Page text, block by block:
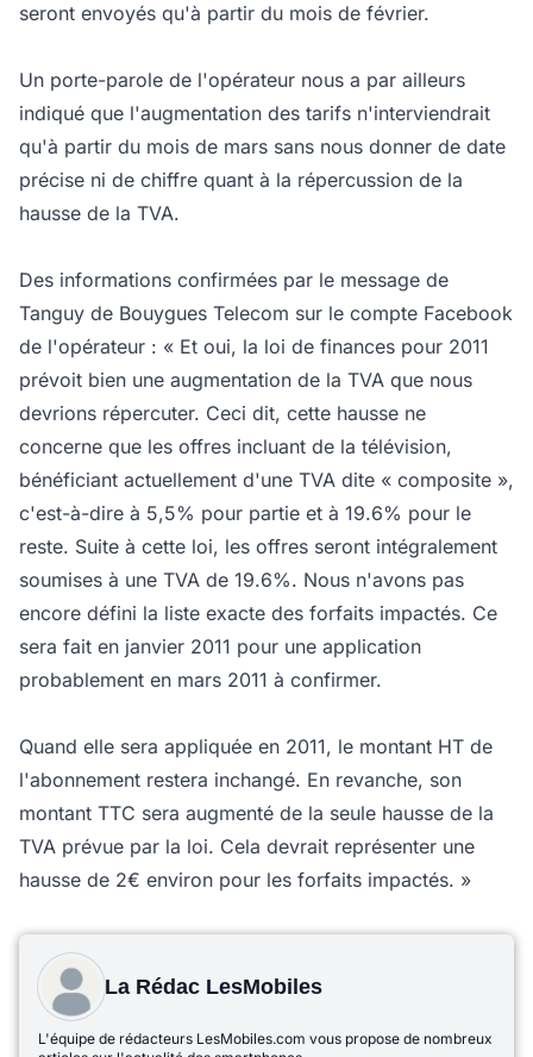
seront envoyés qu'à partir du mois de février.
Un porte-parole de l'opérateur nous a par ailleurs
indiqué que l'augmentation des tarifs n'interviendrait
qu'à partir du mois de mars sans nous donner de date
précise ni de chiffre quant à la répercussion de la
hausse de la TVA.
Des informations confirmées par le message de
Tanguy de Bouygues Telecom sur le compte Facebook
de l'opérateur : « Et oui, la loi de finances pour 2011
prévoit bien une augmentation de la TVA que nous
devrions répercuter. Ceci dit, cette hausse ne
concerne que les offres incluant de la télévision,
bénéficiant actuellement d'une TVA dite « composite »,
c'est-à-dire à 5,5% pour partie et à 19.6% pour le
reste. Suite à cette loi, les offres seront intégralement
soumises à une TVA de 19.6%. Nous n'avons pas
encore défini la liste exacte des forfaits impactés. Ce
sera fait en janvier 2011 pour une application
probablement en mars 2011 à confirmer.
Quand elle sera appliquée en 2011, le montant HT de
l'abonnement restera inchangé. En revanche, son
montant TTC sera augmenté de la seule hausse de la
TVA prévue par la loi. Cela devrait représenter une
hausse de 2€ environ pour les forfaits impactés. »
La Rédac LesMobiles
L'équipe de rédacteurs LesMobiles.com vous propose de nombreux